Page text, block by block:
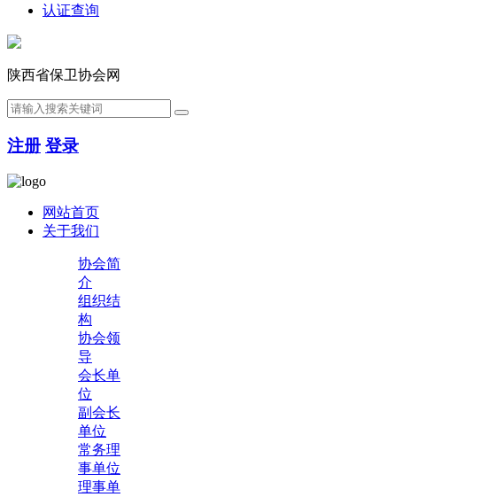
认证查询
陕西省保卫协会网
注册 登录
网站首页
关于我们
协会简
介
组织结
构
协会领
导
会长单
位
副会长
单位
常务理
事单位
理事单